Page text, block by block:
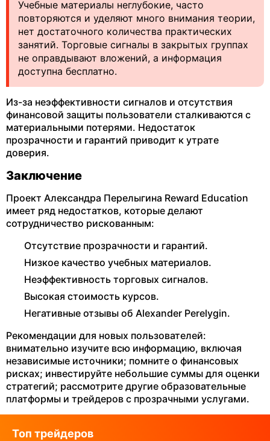
Учебные материалы неглубокие, часто
повторяются и уделяют много внимания теории,
нет достаточного количества практических
занятий. Торговые сигналы в закрытых группах
не оправдывают вложений, а информация
доступна бесплатно.
Из-за неэффективности сигналов и отсутствия
финансовой защиты пользователи сталкиваются с
материальными потерями. Недостаток
прозрачности и гарантий приводит к утрате
доверия.
Заключение
Проект Александра Перелыгина Reward Education
имеет ряд недостатков, которые делают
сотрудничество рискованным:
Отсутствие прозрачности и гарантий.
Низкое качество учебных материалов.
Неэффективность торговых сигналов.
Высокая стоимость курсов.
Негативные отзывы об Alexander Perelygin.
Рекомендации для новых пользователей:
внимательно изучите всю информацию, включая
независимые источники; помните о финансовых
рисках; инвестируйте небольшие суммы для оценки
стратегий; рассмотрите другие образовательные
платформы и трейдеров с прозрачными услугами.
Топ трейдеров